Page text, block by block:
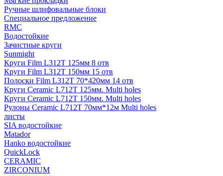
Ручные шлифовальные блоки
Специальное предложение
RMC
Водостойкие
Зачистные круги
Sunmight
Круги Film L312T 125мм 8 отв
Круги Film L312T 150мм 15 отв
Полоски Film L312T 70*420мм 14 отв
Круги Ceramic L712T 125мм. Multi holes
Круги Ceramic L712T 150мм. Multi holes
Рулоны Ceramic L712T 70мм*12м Multi holes
листы
SIA водостойкие
Matador
Hanko водостойкие
QuickLock
CERAMIC
ZIRCONIUM